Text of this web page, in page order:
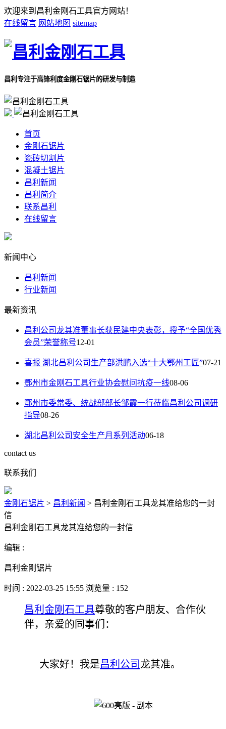
欢迎来到昌利金刚石工具官方网站！
在线留言 网站地图 sitemap
昌利专注于高锋利度金刚石锯片的研发与制造
首页
金刚石锯片
瓷砖切割片
混凝土锯片
昌利新闻
昌利简介
联系昌利
在线留言
新闻中心
昌利新闻
行业新闻
最新资讯
昌利公司龙其准董事长获民建中央表彰，授予“全国优秀
会员”荣誉称号12-01
喜报 湖北昌利公司生产部洪鹏入选“十大鄂州工匠”07-21
鄂州市金刚石工具行业协会慰问抗疫一线08-06
鄂州市委常委、统战部部长邹霞一行莅临昌利公司调研
指导08-26
湖北昌利公司安全生产月系列活动06-18
contact us
联系我们
金刚石锯片 > 昌利新闻 > 昌利金刚石工具龙其准给您的一封
信
昌利金刚石工具龙其准给您的一封信
编辑 :
昌利金刚锯片
时间 : 2022-03-25 15:55 浏览量 : 152
昌利金刚石工具尊敬的客户朋友、合作伙
伴，亲爱的同事们：
大家好！我是昌利公司 龙其准。